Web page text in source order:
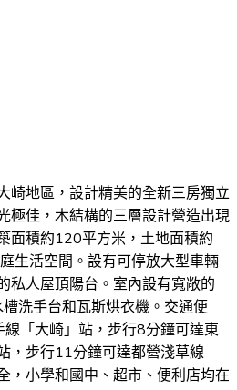
崎地區，設計精美的全新三房獨立
極佳，木結構的三層設計營造出現
面積約120平方米，土地面積約
生活空間。設有可停放大型車輛
私人屋頂陽台。室內設有寬敞的
洗手台和瓦斯烘衣機。交通便
「大崎」站，步行8分鐘可達東
，步行11分鐘可達都營淺草線
，小學和國中、超市、便利店均在